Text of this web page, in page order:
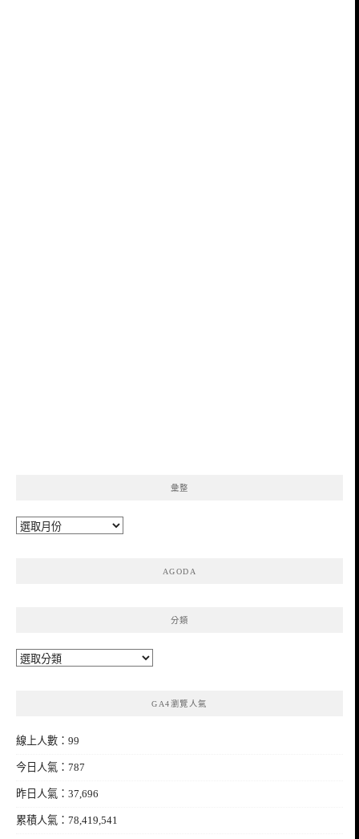
彙整
彙
AGODA
分類
分
GA4瀏覽人氣
線上人數：99
今日人氣：787
昨日人氣：37,696
累積人氣：78,419,541